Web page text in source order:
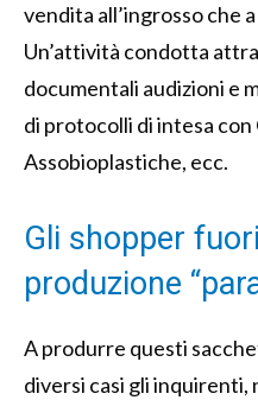
vendita all’ingrosso che
Un’attività condotta
documentali audizioni e
di protocolli di intesa con
Assobioplastiche, ecc.
Gli shopper
produzione
A produrre questi
diversi casi gli inquirenti,